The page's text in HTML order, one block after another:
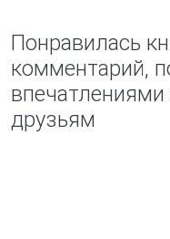
Понравилась
комментарий,
друзьям